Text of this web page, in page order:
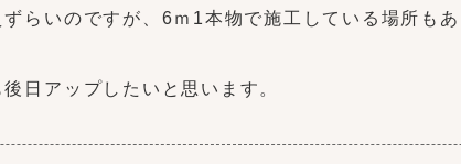
らいのですが、6ｍ1本物で施工している場所もあ
日アップしたいと思います。